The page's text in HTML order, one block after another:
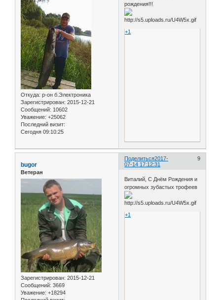
Откуда: р-он б.Электроника
Зарегистрирован: 2015-12-21
Сообщений: 10602
Уважение: +25062
Последний визит:
Сегодня 09:10:25
рождения!!!
+1
Поделиться 9
2017-
07-14 17:12:31
bugor
Ветеран
Зарегистрирован: 2015-12-21
Сообщений: 3669
Уважение: +18294
Виталий, С Днём Рождения и
огромных зубастых трофеев
+1